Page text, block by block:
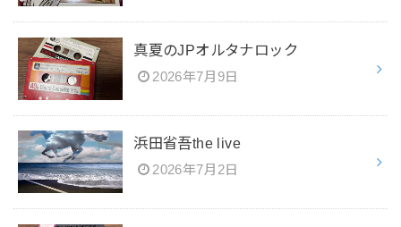
真夏のJPオルタナロック
2026年7月9日
浜田省吾the live
2026年7月2日